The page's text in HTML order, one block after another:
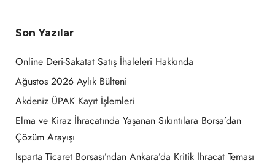
Son Yazılar
Online Deri-Sakatat Satış İhaleleri Hakkında
Ağustos 2026 Aylık Bülteni
Akdeniz ÜPAK Kayıt İşlemleri
Elma ve Kiraz İhracatında Yaşanan Sıkıntılara Borsa’dan
Çözüm Arayışı
Isparta Ticaret Borsası’ndan Ankara’da Kritik İhracat Teması